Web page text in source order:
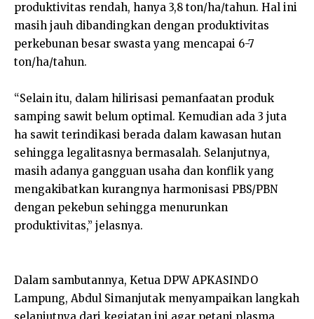
produktivitas rendah, hanya 3,8 ton/ha/tahun. Hal ini
masih jauh dibandingkan dengan produktivitas
perkebunan besar swasta yang mencapai 6-7
ton/ha/tahun.
“Selain itu, dalam hilirisasi pemanfaatan produk
samping sawit belum optimal. Kemudian ada 3 juta
ha sawit terindikasi berada dalam kawasan hutan
sehingga legalitasnya bermasalah. Selanjutnya,
masih adanya gangguan usaha dan konflik yang
mengakibatkan kurangnya harmonisasi PBS/PBN
dengan pekebun sehingga menurunkan
produktivitas,” jelasnya.
Dalam sambutannya, Ketua DPW APKASINDO
Lampung, Abdul Simanjutak menyampaikan langkah